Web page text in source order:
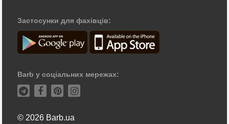
Застосунки для фахівців:
Barb у соціальних мережах:
© 2026 Barb.ua